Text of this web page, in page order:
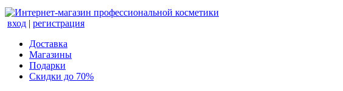
вход | регистрация
Доставка
Магазины
Подарки
Скидки до 70%